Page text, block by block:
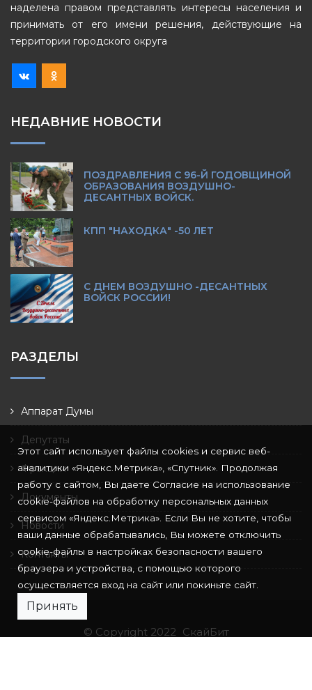
наделена правом представлять интересы населения и
принимать от его имени решения, действующие на
территории городского округа
НЕДАВНИЕ НОВОСТИ
ПОЗДРАВЛЕНИЯ С 96-Й ГОДОВЩИНОЙ
ОБРАЗОВАНИЯ ВОЗДУШНО-
ДЕСАНТНЫХ ВОЙСК.
КПП "НАХОДКА" -50 ЛЕТ
С ДНЕМ ВОЗДУШНО -ДЕСАНТНЫХ
ВОЙСК РОССИИ!
РАЗДЕЛЫ
Аппарат Думы
Депутаты
Фракции
Документы
Новости
Контакты
© Copyright 2022 СкайБит
Этот сайт использует файлы cookies и сервис веб-
аналитики «Яндекс.Метрика», «Спутник». Продолжая
работу с сайтом, Вы даете Согласие на использование
cookie-файлов на обработку персональных данных
сервисом «Яндекс.Метрика». Если Вы не хотите, чтобы
ваши данные обрабатывались, Вы можете отключить
cookie-файлы в настройках безопасности вашего
браузера и устройства, с помощью которого
осуществляется вход на сайт или покиньте сайт.
Принять